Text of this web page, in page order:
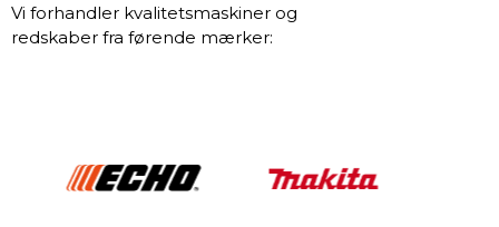
Vi forhandler kvalitetsmaskiner og
redskaber fra førende mærker: